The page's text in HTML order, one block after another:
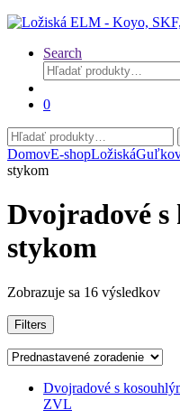
Search
Hľadať:
0
Hľadať:
DomovE-shopLožiská
stykom
Dvojradové s
stykom
Zobrazuje sa 16 výsledkov
Filters
Dvojradové s
ZVL